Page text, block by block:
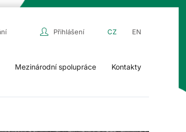
Přihlášení CZ EN
Mezinárodní spolupráce Kontakty